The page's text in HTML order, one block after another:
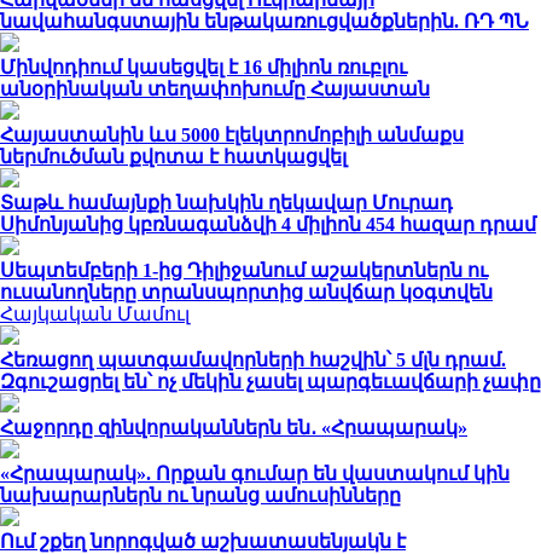
նավահանգստային ենթակառուցվածքներին. ՌԴ ՊՆ
Մինվոդիում կասեցվել է 16 միլիոն ռուբլու
անօրինական տեղափոխումը Հայաստան
Հայաստանին ևս 5000 էլեկտրոմոբիլի անմաքս
ներմուծման քվոտա է հատկացվել
Տաթև համայնքի նախկին ղեկավար Մուրադ
Սիմոնյանից կբռնագանձվի 4 միլիոն 454 հազար դրամ
Սեպտեմբերի 1-ից Դիլիջանում աշակերտներն ու
ուսանողները տրանսպորտից անվճար կօգտվեն
Հայկական Մամուլ
Հեռացող պատգամավորների հաշվին՝ 5 մլն դրամ.
Զգուշացրել են՝ ոչ մեկին չասել պարգեւավճարի չափը
Հաջորդը զինվորականներն են․ «Հրապարակ»
«Հրապարակ». Որքան գումար են վաստակում կին
նախարարներն ու նրանց ամուսինները
Ում շքեղ նորոգված աշխատասենյակն է